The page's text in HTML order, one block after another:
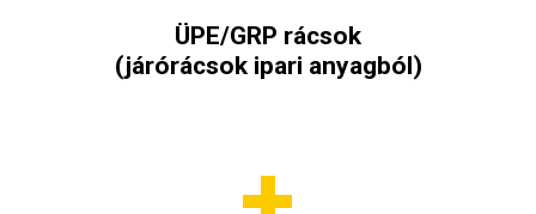
ÜPE/GRP rácsok
(járórácsok ipari anyagból)